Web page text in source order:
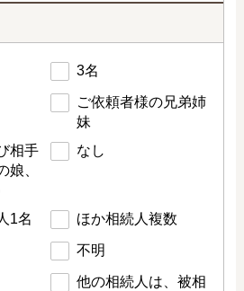
3名
ご依頼者様の兄弟姉
妹
相手
娘、
なし
1名 ほか相続人複数
不明
他の相続人は、被相